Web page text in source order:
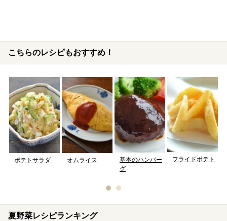
こちらのレシピもおすすめ！
ポテトサラダ オムライス
基本のハンバー
グ
フライドポテト
夏野菜レシピランキング